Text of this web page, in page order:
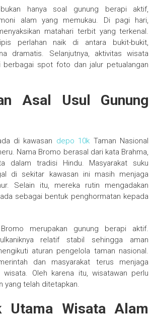
hanya soal gunung berapi aktif,
alam yang memukau. Di pagi hari,
matahari terbit yang terkenal.
perlahan naik di antara bukit-bukit,
dramatis. Selanjutnya, aktivitas wisata
berbagai spot foto dan jalur petualangan
Asal Usul Gunung
di kawasan depo 10k Taman Nasional
Nama Bromo berasal dari kata Brahma,
dalam tradisi Hindu. Masyarakat suku
di sekitar kawasan ini masih menjaga
Selain itu, mereka rutin mengadakan
sebagai bentuk penghormatan kepada
merupakan gunung berapi aktif.
relatif stabil sehingga aman
aturan pengelola taman nasional.
dan masyarakat terus menjaga
wisata. Oleh karena itu, wisatawan perlu
yang telah ditetapkan.
Utama Wisata Alam